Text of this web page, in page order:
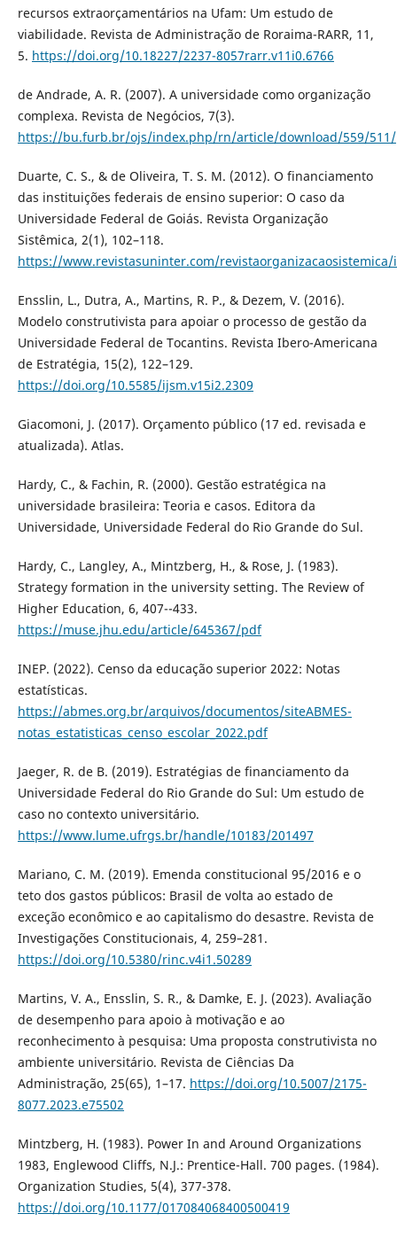
recursos extraorçamentários na Ufam: Um estudo de
viabilidade. Revista de Administração de Roraima-RARR, 11,
5. https://doi.org/10.18227/2237-8057rarr.v11i0.6766
de Andrade, A. R. (2007). A universidade como organização
complexa. Revista de Negócios, 7(3).
https://bu.furb.br/ojs/index.php/rn/article/download/559/511/
Duarte, C. S., & de Oliveira, T. S. M. (2012). O financiamento
das instituições federais de ensino superior: O caso da
Universidade Federal de Goiás. Revista Organização
Sistêmica, 2(1), 102–118.
https://www.revistasuninter.com/
Ensslin, L., Dutra, A., Martins, R. P., & Dezem, V. (2016).
Modelo construtivista para apoiar o processo de gestão da
Universidade Federal de Tocantins. Revista Ibero-Americana
de Estratégia, 15(2), 122–129.
https://doi.org/10.5585/ijsm.v15i2.2309
Giacomoni, J. (2017). Orçamento público (17 ed. revisada e
atualizada). Atlas.
Hardy, C., & Fachin, R. (2000). Gestão estratégica na
universidade brasileira: Teoria e casos. Editora da
Universidade, Universidade Federal do Rio Grande do Sul.
Hardy, C., Langley, A., Mintzberg, H., & Rose, J. (1983).
Strategy formation in the university setting. The Review of
Higher Education, 6, 407--433.
https://muse.jhu.edu/article/645367/pdf
INEP. (2022). Censo da educação superior 2022: Notas
estatísticas.
https://abmes.org.br/arquivos/documentos/siteABMES-
notas_estatisticas_censo_escolar_2022.pdf
Jaeger, R. de B. (2019). Estratégias de financiamento da
Universidade Federal do Rio Grande do Sul: Um estudo de
caso no contexto universitário.
https://www.lume.ufrgs.br/handle/10183/201497
Mariano, C. M. (2019). Emenda constitucional 95/2016 e o
teto dos gastos públicos: Brasil de volta ao estado de
exceção econômico e ao capitalismo do desastre. Revista de
Investigações Constitucionais, 4, 259–281.
https://doi.org/10.5380/rinc.v4i1.50289
Martins, V. A., Ensslin, S. R., & Damke, E. J. (2023). Avaliação
de desempenho para apoio à motivação e ao
reconhecimento à pesquisa: Uma proposta construtivista no
ambiente universitário. Revista de Ciências Da
Administração, 25(65), 1–17. https://doi.org/10.5007/2175-
8077.2023.e75502
Mintzberg, H. (1983). Power In and Around Organizations
1983, Englewood Cliffs, N.J.: Prentice-Hall. 700 pages. (1984).
Organization Studies, 5(4), 377-378.
https://doi.org/10.1177/017084068400500419